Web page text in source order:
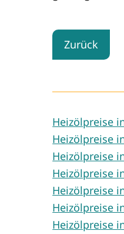
Zurück
Heizölpreise
Heizölpreise
Heizölpreise
Heizölpreise
Heizölpreise
Heizölpreise
Heizölpreise